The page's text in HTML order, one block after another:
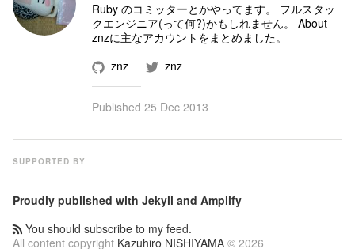
Ruby のコミッターとかやってます。 フルスタッ
クエンジニア(って何?)かもしれません。 About
znzに主なアカウントをまとめました。
znz
znz
Published 25 Dec 2013
SUPPORTED BY
Proudly published with Jekyll and Amplify
You should subscribe to my feed.
All content copyright Kazuhiro NISHIYAMA © 2026